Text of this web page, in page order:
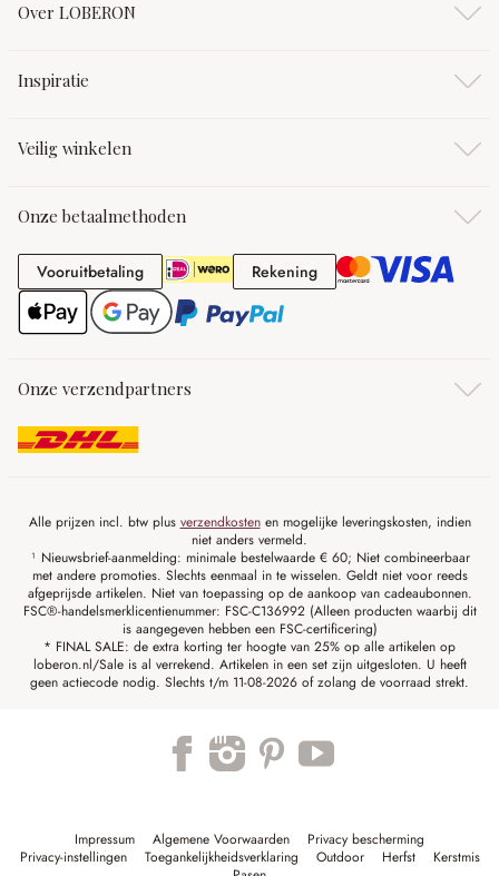
Over LOBERON
Inspiratie
Veilig winkelen
Onze betaalmethoden
VooruitbetalingVooruitbetaling RekeningRekening
Onze verzendpartners
Alle prijzen incl. btw plus verzendkostenen mogelijke leveringskosten, indien
niet anders vermeld.
¹ Nieuwsbrief-aanmelding: minimale bestelwaarde € 60; Niet combineerbaar
met andere promoties. Slechts eenmaal in te wisselen. Geldt niet voor reeds
afgeprijsde artikelen. Niet van toepassing op de aankoop van cadeaubonnen.
FSC®-handelsmerklicentienummer: FSC-C136992 (Alleen producten waarbij dit
is aangegeven hebben een FSC-certificering)
* FINAL SALE: de extra korting ter hoogte van 25% op alle artikelen op
loberon.nl/Sale is al verrekend. Artikelen in een set zijn uitgesloten. U heeft
geen actiecode nodig. Slechts t/m 11-08-2026 of zolang de voorraad strekt.
Impressum Algemene Voorwaarden
Privacy bescherming
Privacy-instellingen
Toegankelijkheidsverklaring Outdoor Herfst
Kerstmis